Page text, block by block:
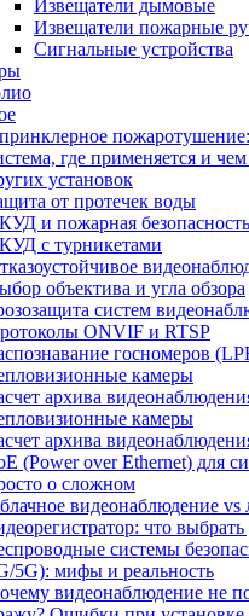
Извещатели дымовые
Извещатели пожарные
Сигнальные устройства
пожаротушение:
где применяется и
установок
от протечек воды
и пожарная безопасность
с турникетами
объектива и угла обзора
систем
ONVIF и RTSP
госномеров
камеры
архива
камеры
архива
(Power over Ethernet) для
о сложном
видеонаблюдение vs
что выбрать
системы
5G): мифы и реальность
видеонаблюдение не